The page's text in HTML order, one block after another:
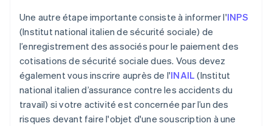
Une autre étape importante consiste à informer l'INPS
(Institut national italien de sécurité sociale) de
l’enregistrement des associés pour le paiement des
cotisations de sécurité sociale dues. Vous devez
également vous inscrire auprès de l'INAIL (Institut
national italien d’assurance contre les accidents du
travail) si votre activité est concernée par l’un des
risques devant faire l'objet d'une souscription à une